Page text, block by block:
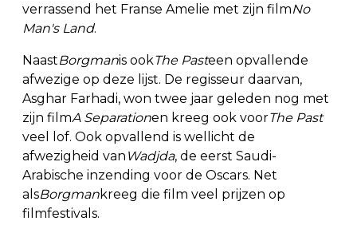
verrassend het Franse Amelie met zijn filmNo
Man's Land.
NaastBorgmanis ookThe Pasteen opvallende
afwezige op deze lijst. De regisseur daarvan,
Asghar Farhadi, won twee jaar geleden nog met
zijn filmA Separationen kreeg ook voorThe Past
veel lof. Ook opvallend is wellicht de
afwezigheid van Wadjda, de eerst Saudi-
Arabische inzending voor de Oscars. Net
alsBorgmankreeg die film veel prijzen op
filmfestivals.